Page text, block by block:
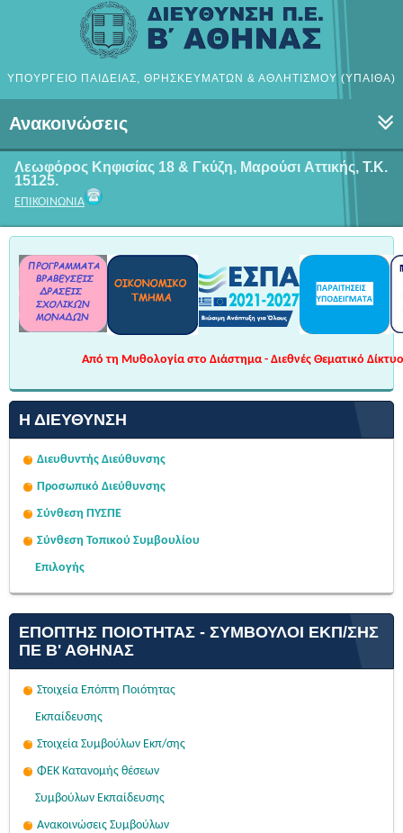
ΥΠΟΥΡΓΕΙΟ ΠΑΙΔΕΙΑΣ, ΘΡΗΣΚΕΥΜΑΤΩΝ & ΑΘΛΗΤΙΣΜΟΥ (ΥΠΑΙΘΑ)
Ανακοινώσεις
Λεωφόρος Κηφισίας 18 & Γκύζη, Μαρούσι Αττικής, Τ.Κ.
15125.
ΕΠΙΚΟΙΝΩΝΙΑ
Από τη Μυθολογία στο Διάστημα - Διεθνές Θεματικό
Η ΔΙΕΎΘΥΝΣΗ
Διευθυντής Διεύθυνσης
Προσωπικό Διεύθυνσης
Σύνθεση ΠΥΣΠΕ
Σύνθεση Τοπικού Συμβουλίου
Επιλογής
ΕΠΌΠΤΗΣ ΠΟΙΌΤΗΤΑΣ - ΣΎΜΒΟΥΛΟΙ ΕΚΠ/ΣΗΣ
ΠΕ Β' ΑΘΉΝΑΣ
Στοιχεία Επόπτη Ποιότητας
Εκπαίδευσης
Στοιχεία Συμβούλων Εκπ/σης
ΦΕΚ Κατανομής θέσεων
Συμβούλων Εκπαίδευσης
Ανακοινώσεις Συμβούλων